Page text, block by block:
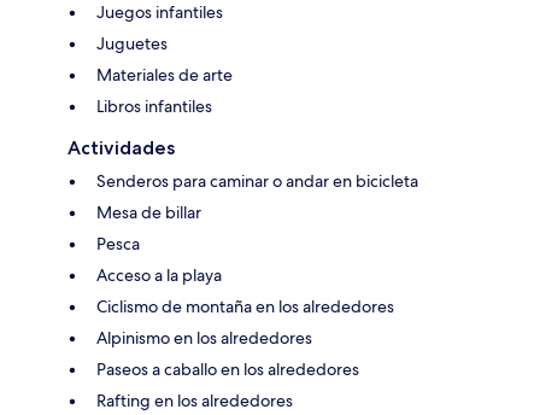
Juegos infantiles
Juguetes
Materiales de arte
Libros infantiles
Actividades
Senderos para caminar o andar en bicicleta
Mesa de billar
Pesca
Acceso a la playa
Ciclismo de montaña en los alrededores
Alpinismo en los alrededores
Paseos a caballo en los alrededores
Rafting en los alrededores